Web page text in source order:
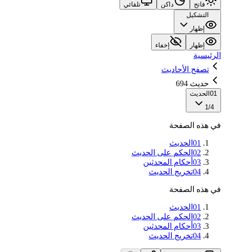
فاتح داكن
تلقائي
التشكيل
إظهار
إظهار إخفاء
الرئيسية
تصفح الأحاديث
حديث 694
01 الحديث
1/4
في هذه الصفحة
01 الحديث
02 الحكم على الحديث
03 أحكام المحدثين
04تخريج الحديث
في هذه الصفحة
01 الحديث
02 الحكم على الحديث
03 أحكام المحدثين
04تخريج الحديث